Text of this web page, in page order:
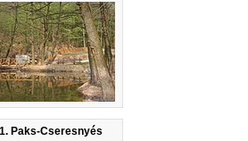
Paks-Cseresnyés